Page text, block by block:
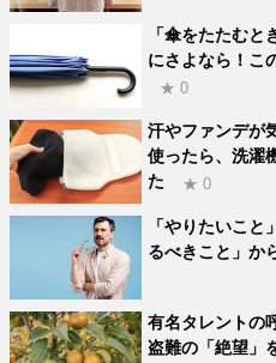
「傘をたたむ
にさよなら！こ
★ 0
汗やファンデが
使ったら、洗濯
た
★ 0
「やりたいこ
るべきこと」か
有名タレントの
盗難の「絶望」